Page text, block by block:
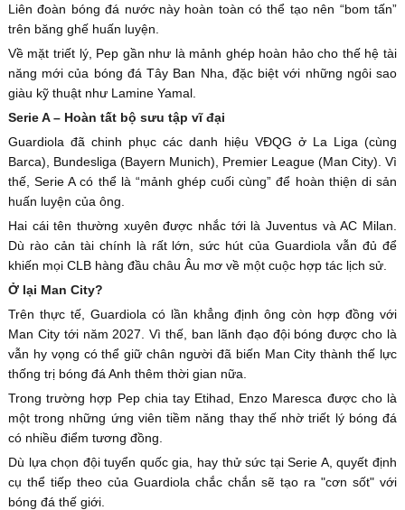
Liên đoàn bóng đá nước này hoàn toàn có thể tạo nên “bom tấn”
trên băng ghế huấn luyện.
Về mặt triết lý, Pep gần như là mảnh ghép hoàn hảo cho thế hệ tài
năng mới của bóng đá Tây Ban Nha, đặc biệt với những ngôi sao
giàu kỹ thuật như Lamine Yamal.
Serie A – Hoàn tất bộ sưu tập vĩ đại
Guardiola đã chinh phục các danh hiệu VĐQG ở La Liga (cùng
Barca), Bundesliga (Bayern Munich), Premier League (Man City). Vì
thế, Serie A có thể là “mảnh ghép cuối cùng” để hoàn thiện di sản
huấn luyện của ông.
Hai cái tên thường xuyên được nhắc tới là Juventus và AC Milan.
Dù rào cản tài chính là rất lớn, sức hút của Guardiola vẫn đủ để
khiến mọi CLB hàng đầu châu Âu mơ về một cuộc hợp tác lịch sử.
Ở lại Man City?
Trên thực tế, Guardiola có lần khẳng định ông còn hợp đồng với
Man City tới năm 2027. Vì thế, ban lãnh đạo đội bóng được cho là
vẫn hy vọng có thể giữ chân người đã biến Man City thành thế lực
thống trị bóng đá Anh thêm thời gian nữa.
Trong trường hợp Pep chia tay Etihad, Enzo Maresca được cho là
một trong những ứng viên tiềm năng thay thế nhờ triết lý bóng đá
có nhiều điểm tương đồng.
Dù lựa chọn đội tuyển quốc gia, hay thử sức tại Serie A, quyết định
cụ thể tiếp theo của Guardiola chắc chắn sẽ tạo ra "cơn sốt" với
bóng đá thế giới.